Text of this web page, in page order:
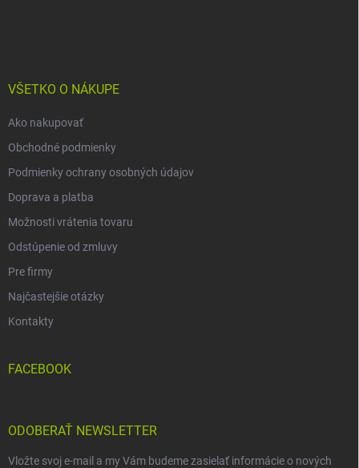
VŠETKO O NÁKUPE
Ako nakupovať
Obchodné podmienky
Podmienky ochrany osobných údajov
Doprava a platba
Možnosti vrátenia tovaru
Odstúpenie od zmluvy
Pre firmy
Najčastejšie otázky
Kontakty
FACEBOOK
ODOBERAŤ NEWSLETTER
Vložte svoj e-mail a my Vám budeme zasielať informácie o nových